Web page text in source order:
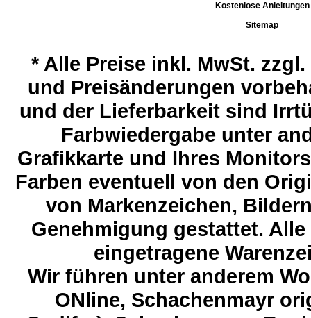
Kostenlose Anleitungen
Sitemap
*Alle Preise inkl. MwSt.
und Preisänderungen
und der Lieferbarkeit sind
Farbwiedergabe unter
Grafikkarte und Ihres
Farben eventuell von den
von Markenzeichen,
Genehmigung gestattet.
eingetragene
Wir führen unter anderem
ONline, Schachenmayr